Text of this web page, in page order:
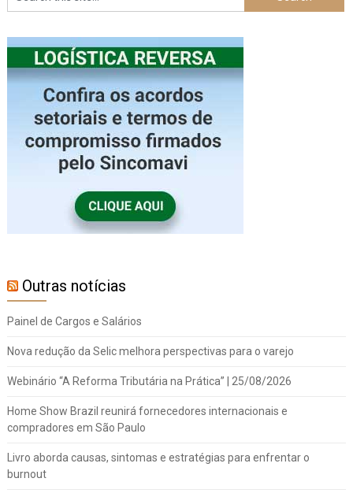
Outras notícias
Painel de Cargos e Salários
Nova redução da Selic melhora perspectivas para o varejo
Webinário “A Reforma Tributária na Prática” | 25/08/2026
Home Show Brazil reunirá fornecedores internacionais e
compradores em São Paulo
Livro aborda causas, sintomas e estratégias para enfrentar o
burnout